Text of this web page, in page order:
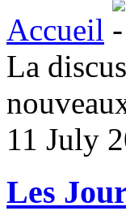
Accueil
La
11 July
Les